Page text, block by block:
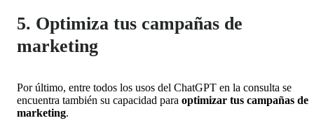
5. Optimiza tus campañas de
marketing
Por último, entre todos los usos del ChatGPT en la consulta se
encuentra también su capacidad para optimizar tus campañas de
marketing.